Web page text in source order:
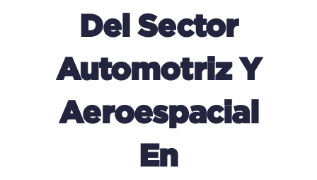
Del Sector
Automotriz Y
Aeroespacial
En